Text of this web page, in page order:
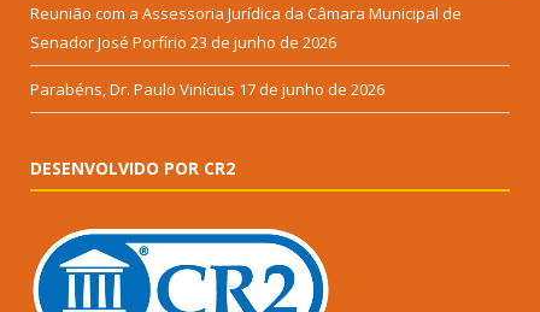
Reunião com a Assessoria Jurídica da Câmara Municipal de
Senador José Porfírio 23 de junho de 2026
Parabéns, Dr. Paulo Vinícius 17 de junho de 2026
DESENVOLVIDO POR CR2